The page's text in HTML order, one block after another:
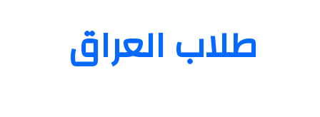
طلاب العراق